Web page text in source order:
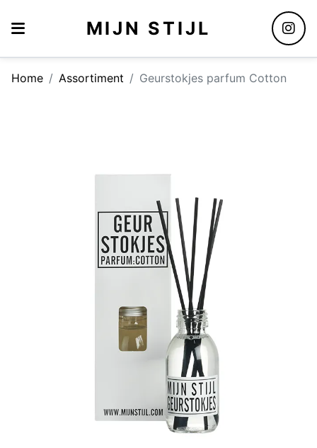
MIJN STIJL
Home Assortiment Geurstokjes parfum Cotton